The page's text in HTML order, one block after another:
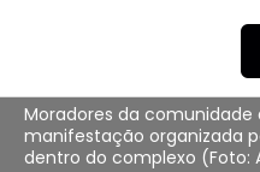
Moradores da
manifestação organizada
dentro do complexo (Foto: